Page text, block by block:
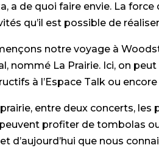
a de quoi faire envie. La
qu’il est possible de
notre voyage à
nommé La Prairie. Ici, on
à l’Espace Talk ou
entre deux concerts,
profiter de tombolas
et d’aujourd’hui que nous